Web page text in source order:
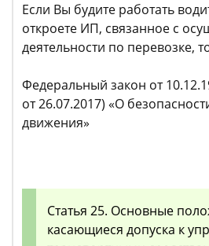
Если Вы будите работать
откроете ИП, связанное с
деятельности по перевозке,
Федеральный закон от
от 26.07.2017) «О
движения»
Статья 25. Основные
касающиеся допуска к